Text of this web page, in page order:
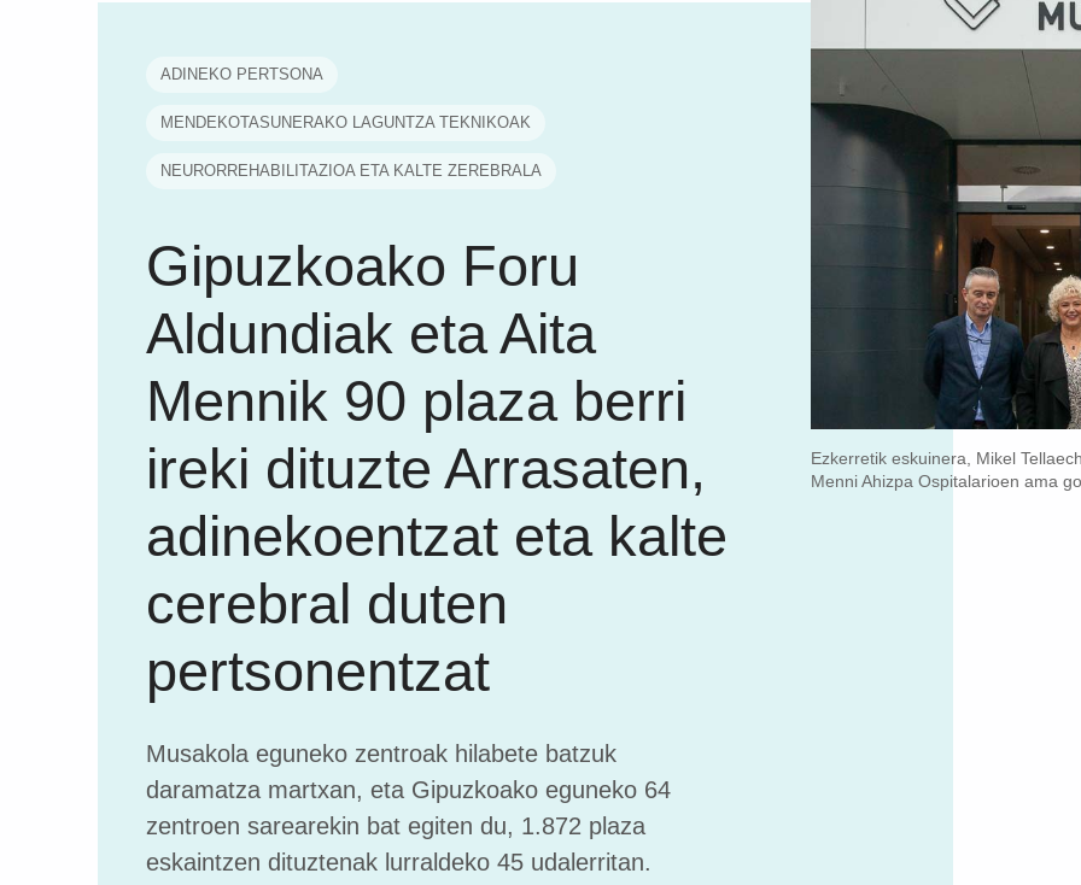
ADINEKO PERTSONA
MENDEKOTASUNERAKO LAGUNTZA TEKNIKOAK
NEURORREHABILITAZIOA ETA KALTE ZEREBRALA
Gipuzkoako Foru
Aldundiak eta Aita
Mennik 90 plaza berri
ireki dituzte Arrasaten,
adinekoentzat eta kalte
cerebral duten
pertsonentzat
Musakola eguneko zentroak hilabete batzuk
daramatza martxan, eta Gipuzkoako eguneko 64
zentroen sarearekin bat egiten du, 1.872 plaza
eskaintzen dituztenak lurraldeko 45 udalerritan.
Ezkerretik eskuinera, Mikel
Menni Ahizpa Ospitalarioen ama